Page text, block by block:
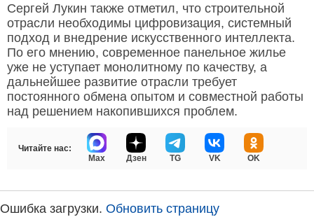
Сергей Лукин также отметил, что строительной
отрасли необходимы цифровизация, системный
подход и внедрение искусственного интеллекта.
По его мнению, современное панельное жилье
уже не уступает монолитному по качеству, а
дальнейшее развитие отрасли требует
постоянного обмена опытом и совместной работы
над решением накопившихся проблем.
Читайте нас:
Max
Дзен TG VK OK
Ошибка загрузки. Обновить страницу